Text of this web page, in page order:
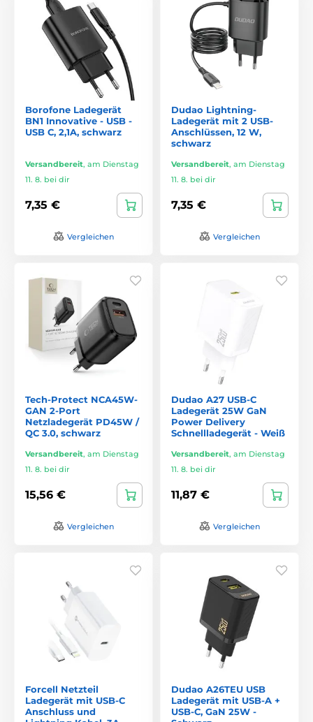
Borofone Ladegerät
BN1 Innovative - USB -
USB C, 2,1A, schwarz
Versandbereit, am Dienstag
11. 8. bei dir
7,35 €
Vergleichen
Dudao Lightning-
Ladegerät mit 2 USB-
Anschlüssen, 12 W,
schwarz
Versandbereit, am Dienstag
11. 8. bei dir
7,35 €
Vergleichen
Tech-Protect NCA45W-
GAN 2-Port
Netzladegerät PD45W /
QC 3.0, schwarz
Versandbereit, am Dienstag
11. 8. bei dir
15,56 €
Vergleichen
Dudao A27 USB-C
Ladegerät 25W GaN
Power Delivery
Schnellladegerät - Weiß
Versandbereit, am Dienstag
11. 8. bei dir
11,87 €
Vergleichen
Forcell Netzteil
Ladegerät mit USB-C
Anschluss und
Dudao A26TEU USB
Ladegerät mit USB-A +
USB-C, GaN 25W -